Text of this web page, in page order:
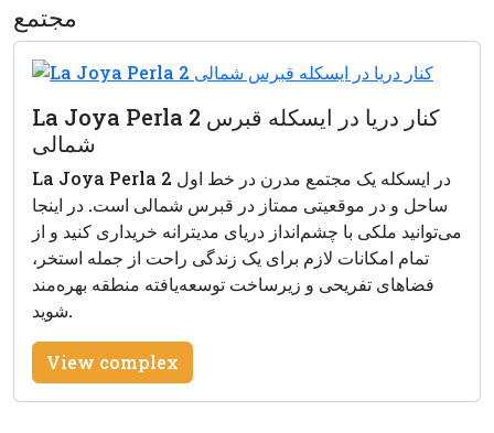
مجتمع
La Joya Perla 2 کنار دریا در ایسکله قبرس
شمالی
La Joya Perla 2 در ایسکله یک مجتمع مدرن در خط اول
ساحل و در موقعیتی ممتاز در قبرس شمالی است. در اینجا
می‌توانید ملکی با چشم‌انداز دریای مدیترانه خریداری کنید و از
تمام امکانات لازم برای یک زندگی راحت از جمله استخر،
فضاهای تفریحی و زیرساخت توسعه‌یافته منطقه بهره‌مند
شوید.
View complex